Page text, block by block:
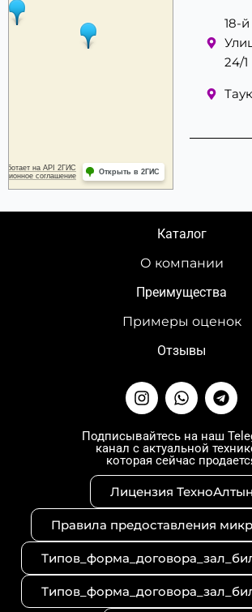
18-
24/1
I
n
t
a
g
r
a
m
W
h
t
s
a
p
p
T
e
e
g
r
a
m
Подписывайтесь на наш
канал с актуальной
которая сейчас
Лицензия ТехноАлтын
Правила предоставления
Каталог
О компании
Преимущества
Примеры оценок
Отзывы